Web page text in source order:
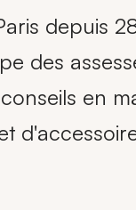
depuis
des
en